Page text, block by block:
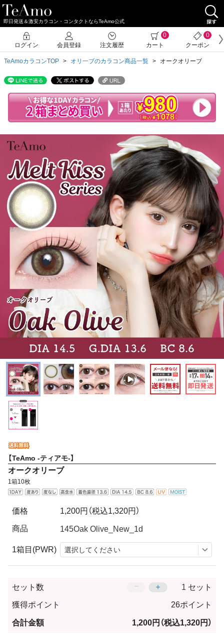
即日発送＆激安カラコン・コンタクトならTeAmo公式
TeAmoカラコンTOP オリ一ブのカラコン商品一覧 オークオリーブ
【TeAmo -ティアモ-】
オークオリーブ
1箱10枚
価格 1,200円 （税込1,320円）
商品
1箱目(PWR)
セット数 − ＋ セット
獲得ポイント 26ポイント
合計金額 1,200円 （税込1,320円）
ログイン 会員登録 注文履歴
0
カート
0
クーポン
クーポン詳細